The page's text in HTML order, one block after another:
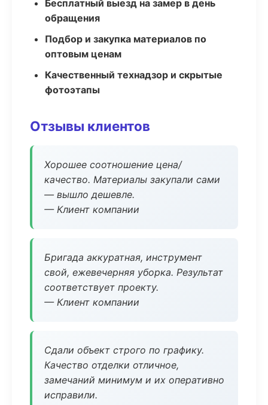
Бесплатный выезд на замер в день
обращения
Подбор и закупка материалов по
оптовым ценам
Качественный технадзор и скрытые
фотоэтапы
Отзывы клиентов
Хорошее соотношение цена/
качество. Материалы закупали сами
— вышло дешевле.
— Клиент компании
Бригада аккуратная, инструмент
свой, ежевечерняя уборка. Результат
соответствует проекту.
— Клиент компании
Сдали объект строго по графику.
Качество отделки отличное,
замечаний минимум и их оперативно
исправили.